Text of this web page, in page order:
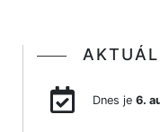
Dnes je 6.